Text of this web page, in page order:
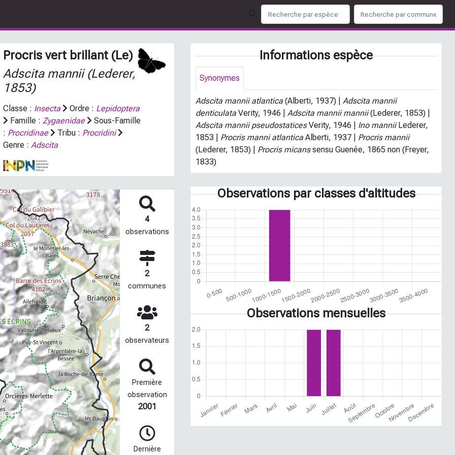
Procris vert brillant (Le)
Adscita mannii(Lederer,
1853)
Classe : Insecta Ordre : Lepidoptera
Famille : Zygaenidae
Sous-Famille
: Procridinae Tribu : Procridini
Genre : Adscita
4
observations
2
communes
2
observateurs
Première
observation
2001
Dernière
Informations espèce
Synonymes
Adscita mannii atlantica (Alberti, 1937) |Adscita mannii
denticulata Verity, 1946 |Adscita mannii mannii(Lederer, 1853) |
Adscita mannii pseudostaticesVerity, 1946 | Ino manniiLederer,
1853 | Procris manni atlantica Alberti, 1937 | Procris mannii
(Lederer, 1853) | Procris micanssensu Guenée, 1865 non (Freyer,
1833)
Observations par classes d'altitudes
Observations mensuelles